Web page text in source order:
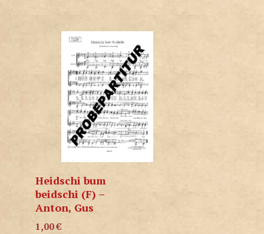
Heidschi bum
beidschi (F) –
Anton, Gus
1,00€